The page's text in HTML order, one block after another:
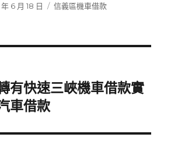
6 月 18 日
分
信義區機車借款
有快速三峽機車借款實
車借款